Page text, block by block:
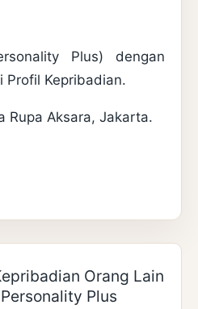
Plus) dengan
Profil Kepribadian.
Rupa Aksara, Jakarta.
Orang Lain
Plus